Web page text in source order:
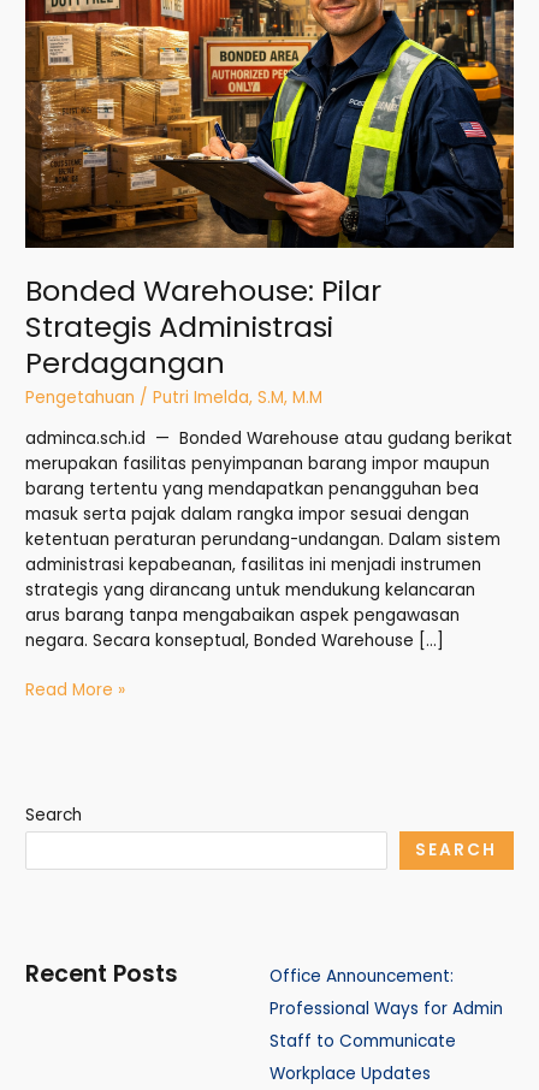
Bonded Warehouse: Pilar
Strategis Administrasi
Perdagangan
Pengetahuan /Putri Imelda, S.M, M.M
adminca.sch.id — Bonded Warehouse atau gudang berikat
merupakan fasilitas penyimpanan barang impor maupun
barang tertentu yang mendapatkan penangguhan bea
masuk serta pajak dalam rangka impor sesuai dengan
ketentuan peraturan perundang-undangan. Dalam sistem
administrasi kepabeanan, fasilitas ini menjadi instrumen
strategis yang dirancang untuk mendukung kelancaran
arus barang tanpa mengabaikan aspek pengawasan
negara. Secara konseptual, Bonded Warehouse […]
Read More »
Search
SEARCH
Recent Posts
Office Announcement:
Professional Ways for Admin
Staff to Communicate
Workplace Updates